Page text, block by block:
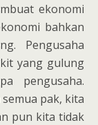
ekonomi
bahkan
Pengusaha
yang gulung
pengusaha.
pak, kita
pun kita tidak